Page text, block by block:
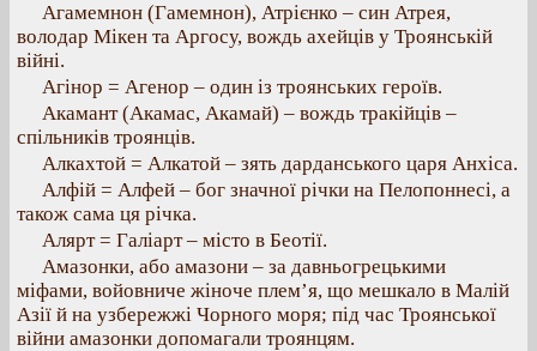
Агамемнон (Гамемнон), Атрієнко – син Атрея,
володар Мікен та Аргосу, вождь ахейців у Троянській
війні.
Агінор = Агенор – один із троянських героїв.
Акамант (Акамас, Акамай) – вождь тракійців –
спільників троянців.
Алкахтой = Алкатой – зять дарданського царя Анхіса.
Алфій = Алфей – бог значної річки на Пелопоннесі, а
також сама ця річка.
Алярт = Галіарт – місто в Беотії.
Амазонки, або амазони – за давньогрецькими
міфами, войовниче жіноче плем’я, що мешкало в Малій
Азії й на узбережжі Чорного моря; під час Троянської
війни амазонки допомагали троянцям.